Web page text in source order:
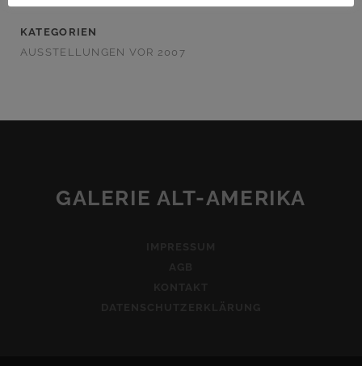
KATEGORIEN
AUSSTELLUNGEN VOR 2007
GALERIE ALT-AMERIKA